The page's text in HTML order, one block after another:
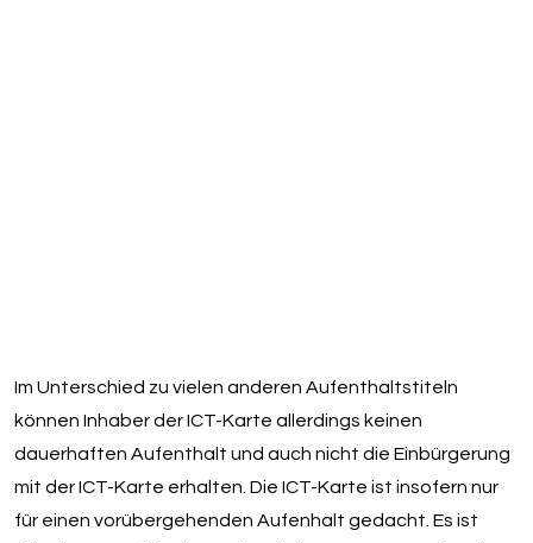
Im Unterschied zu vielen anderen Aufenthaltstiteln
können Inhaber der ICT-Karte allerdings keinen
dauerhaften Aufenthalt und auch nicht die Einbürgerung
mit der ICT-Karte erhalten. Die ICT-Karte ist insofern nur
für einen vorübergehenden Aufenhalt gedacht. Es ist